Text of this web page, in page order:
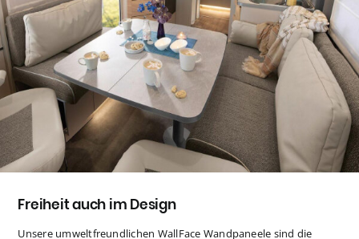
Freiheit auch im Design
Unsere umweltfreundlichen WallFace Wandpaneele sind die